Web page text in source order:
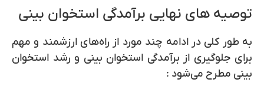
توصیه های نهایی برآمدگی استخوان بینی
به طور کلی در ادامه چند مورد از راه‌های ارزشمند و مهم
برای جلوگیری از برآمدگی استخوان بینی و رشد استخوان
بینی مطرح می‌شود :